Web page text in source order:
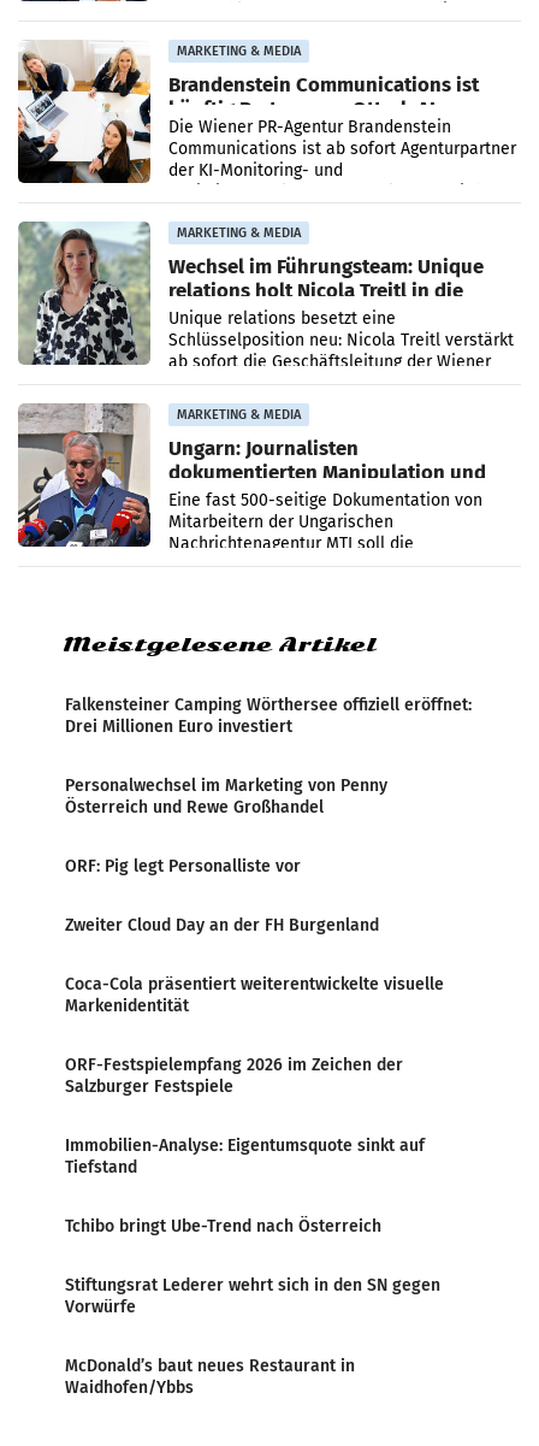
MARKETING & MEDIA
Brandenstein Communications ist
künftig Partner von OtterlyAI
Die Wiener PR-Agentur Brandenstein
Communications ist ab sofort Agenturpartner
der KI-Monitoring- und
MARKETING & MEDIA
Wechsel im Führungsteam: Unique
relations holt Nicola Treitl in die
Geschäftsleitung
Unique relations besetzt eine
Schlüsselposition neu: Nicola Treitl verstärkt
ab sofort die Geschäftsleitung der Wiener
PR-Agentur an der Seite von Josef Kalina und
Anna Kalina-Mahr.
MARKETING & MEDIA
Ungarn: Journalisten
dokumentierten Manipulation und
Zensur
Eine fast 500-seitige Dokumentation von
Mitarbeitern der Ungarischen
Nachrichtenagentur MTI soll die
systematische Nachrichten-Manipulation und
Meistgelesene Artikel
Falkensteiner Camping Wörthersee offiziell eröffnet:
Drei Millionen Euro investiert
Personalwechsel im Marketing von Penny
Österreich und Rewe Großhandel
ORF: Pig legt Personalliste vor
Zweiter Cloud Day an der FH Burgenland
Coca-Cola präsentiert weiterentwickelte visuelle
Markenidentität
ORF-Festspielempfang 2026 im Zeichen der
Salzburger Festspiele
Immobilien-Analyse: Eigentumsquote sinkt auf
Tiefstand
Tchibo bringt Ube-Trend nach Österreich
Stiftungsrat Lederer wehrt sich in den SN gegen
Vorwürfe
McDonald’s baut neues Restaurant in
Waidhofen/Ybbs